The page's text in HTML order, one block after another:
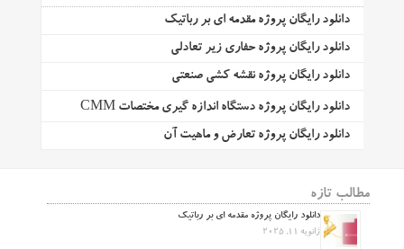
دانلود رایگان پروژه مقدمه ای بر رباتیک
دانلود رایگان پروژه حفاری زیر تعادلی
دانلود رایگان پروژه نقشه کشی صنعتی
دانلود رایگان پروژه دستگاه اندازه گیری مختصات CMM
دانلود رایگان پروژه تعارض و ماهیت آن
مطالب تازه
دانلود رایگان پروژه مقدمه ای بر رباتیک
ژانویه 11, 2025